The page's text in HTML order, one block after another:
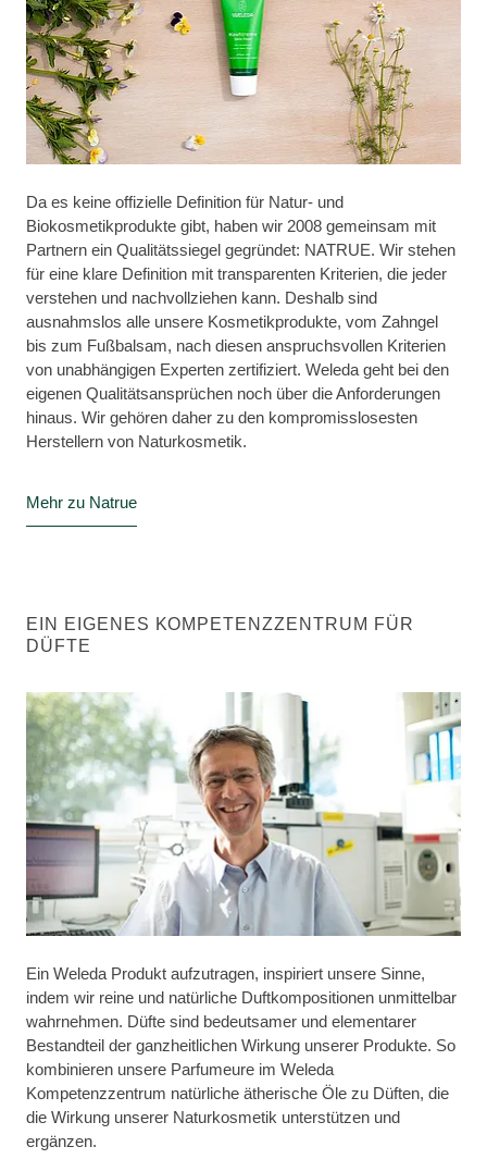
Da es keine offizielle Definition für Natur- und
Biokosmetikprodukte gibt, haben wir 2008 gemeinsam mit
Partnern ein Qualitätssiegel gegründet: NATRUE. Wir stehen
für eine klare Definition mit transparenten Kriterien, die jeder
verstehen und nachvollziehen kann. Deshalb sind
ausnahmslos alle unsere Kosmetikprodukte, vom Zahngel
bis zum Fußbalsam, nach diesen anspruchsvollen Kriterien
von unabhängigen Experten zertifiziert. Weleda geht bei den
eigenen Qualitätsansprüchen noch über die Anforderungen
hinaus. Wir gehören daher zu den kompromisslosesten
Herstellern von Naturkosmetik.
Mehr zu Natrue
EIN EIGENES KOMPETENZZENTRUM FÜR
DÜFTE
Ein Weleda Produkt aufzutragen, inspiriert unsere Sinne,
indem wir reine und natürliche Duftkompositionen unmittelbar
wahrnehmen. Düfte sind bedeutsamer und elementarer
Bestandteil der ganzheitlichen Wirkung unserer Produkte. So
kombinieren unsere Parfumeure im Weleda
Kompetenzzentrum natürliche ätherische Öle zu Düften, die
die Wirkung unserer Naturkosmetik unterstützen und
ergänzen.